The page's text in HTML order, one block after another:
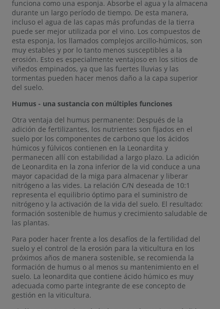
funciona como una esponja. Absorbe el agua y la almacena
durante un largo período de tiempo. De esta manera,
incluso el agua de las capas más profundas de la tierra
puede ser mejor utilizada por el vino. Los compuestos de
esta esponja, los llamados complejos arcillo-húmicos, son
muy estables y por lo tanto menos susceptibles a la
erosión. Esto es especialmente ventajoso en los sitios de
viñedos empinados, ya que las fuertes lluvias y las
tormentas pueden hacer menos daño a la capa superior
del suelo.
Humus - una sustancia con múltiples funciones
Otra ventaja del humus permanente: Después de la
adición de fertilizantes, los nutrientes son fijados en el
suelo por los componentes de carbono que los ácidos
húmicos y fúlvicos contienen en la Leonardita y
permanecen allí con estabilidad a largo plazo. La adición
de Leonardita en la zona inferior de la vid conduce a una
mayor capacidad de la miga para almacenar y liberar
nitrógeno a las vides. La relación C/N deseada de 10:1
representa el equilibrio óptimo para el suministro de
nitrógeno y la activación de la vida del suelo. El resultado:
formación sostenible de humus y crecimiento saludable de
las plantas.
Para poder hacer frente a los desafíos de la fertilidad del
suelo y el control de la erosión para la viticultura en los
próximos años de manera sostenible, se recomienda la
formación de humus o al menos su mantenimiento en el
suelo. La leonardita que contiene ácido húmico es muy
adecuada como parte integrante de ese concepto de
gestión en la viticultura.